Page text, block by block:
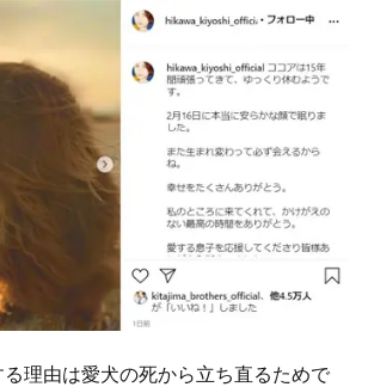
理由は愛犬の死から立ち直るためで